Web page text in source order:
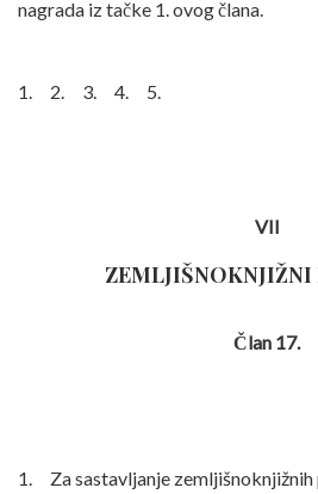
nagrada iz tačke 1. ovog člana.
1. 2. 3. 4. 5.
VII
ZEMLJIŠNOKNJIŽNI
Član 17.
1. Za sastavljanje zemljišnoknjižnih